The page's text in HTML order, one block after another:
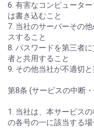
6. 有害なコンピュータ
は書き込むこと
7. 当社のサーバーその
スすること
8. パスワードを第三者
者と共用すること
9. その他当社が不適切
第8条 (サービスの中断
1. 当社は、本サービス
の各号の一に該当する